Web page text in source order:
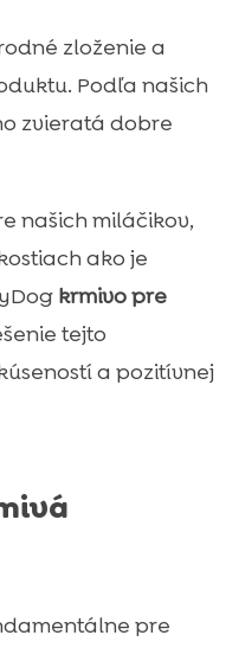
zloženie a
Podľa našich
zvieratá dobre
našich miláčikov,
ako je
krmivo pre
tejto
a pozitívnej
pre